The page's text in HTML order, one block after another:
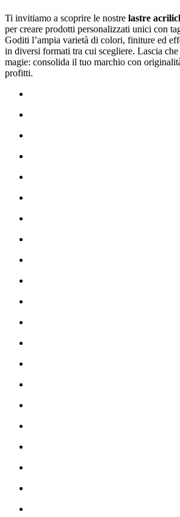
Ti invitiamo a scoprire le nostre lastre
per creare prodotti personalizzati unici con
Goditi l’ampia varietà di colori, finiture ed
in diversi formati tra cui scegliere. Lascia
magie: consolida il tuo marchio con
profitti.